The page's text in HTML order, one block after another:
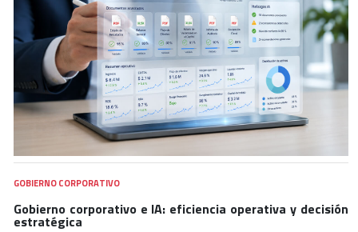
GOBIERNO CORPORATIVO
Gobierno corporativo e IA: eficiencia operativa y decisión
estratégica